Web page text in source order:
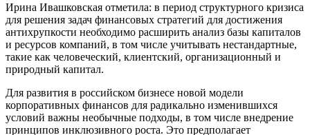
Ирина Ивашковская отметила: в период структурного кризиса
для решения задач финансовых стратегий для достижения
антихрупкости необходимо расширить анализ базы капиталов
и ресурсов компаний, в том числе учитывать нестандартные,
такие как человеческий, клиентский, организационный и
природный капитал.
Для развития в российском бизнесе новой модели
корпоративных финансов для радикально изменившихся
условий важны необычные подходы, в том числе внедрение
принципов инклюзивного роста. Это предполагает